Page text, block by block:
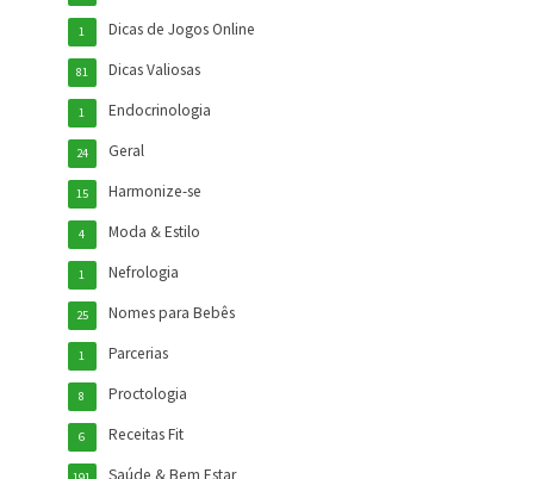
Dicas de Jogos Online
1
Dicas Valiosas
81
Endocrinologia
1
Geral
24
Harmonize-se
15
Moda & Estilo
4
Nefrologia
1
Nomes para Bebês
25
Parcerias
1
Proctologia
8
Receitas Fit
6
Saúde & Bem Estar